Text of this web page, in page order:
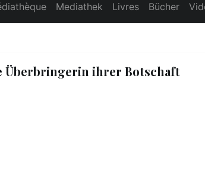
Mediathek Livres Bücher
Überbringerin ihrer Botschaft